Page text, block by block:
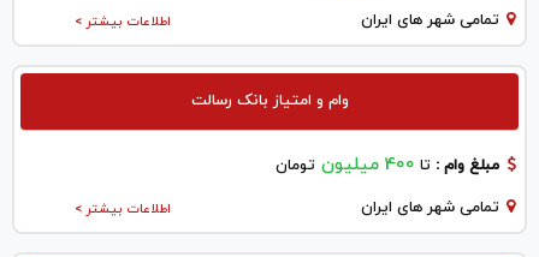
اطلاعات بیشتر > تمامی شهر های ایران
وام و امتیاز بانک رسالت
مبلغ وام : تا 400 میلیون تومان
اطلاعات بیشتر > تمامی شهر های ایران